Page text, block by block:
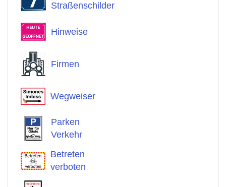
Straßenschilder
Hinweise
Firmen
Wegweiser
Parken
Verkehr
Betreten
verboten